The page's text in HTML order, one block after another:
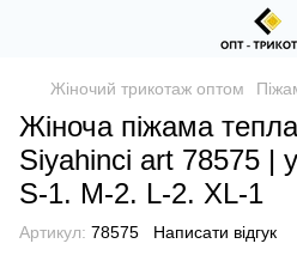
Жіночий трикотаж оптом
Жіноча піжама
Siyahinci art 78575 |
S-1. M-2. L-2. XL-1
Артикул: 78575 Написати відгук